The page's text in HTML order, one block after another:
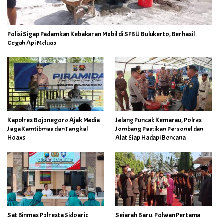
Polisi Sigap Padamkan Kebakaran Mobil di SPBU Bulukerto, Berhasil
Cegah Api Meluas
Kapolres Bojonegoro Ajak Media
Jaga Kamtibmas dan Tangkal
Hoaxs
Jelang Puncak Kemarau, Polres
Jombang Pastikan Personel dan
Alat Siap Hadapi Bencana
Sat Binmas Polresta Sidoarjo
Sejarah Baru, Polwan Pertama